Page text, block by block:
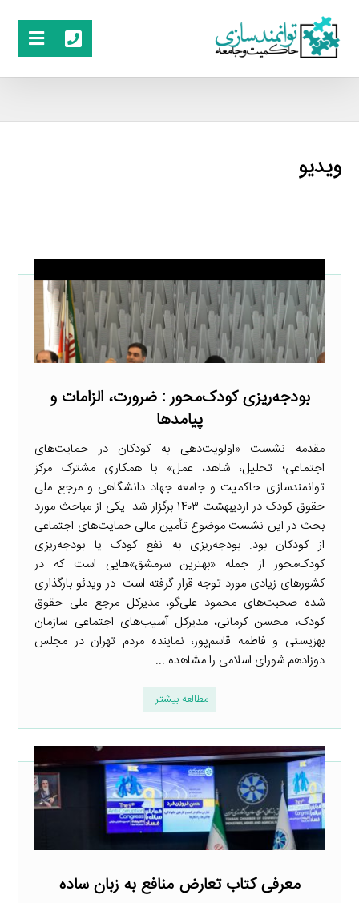
ویدیو
بودجه‌ریزی کودک‌محور : ضرورت، الزامات و
پیامدها
مقدمه نشست «اولویت‌دهی به کودکان در حمایت‌های
اجتماعی؛ تحلیل، شاهد، عمل» با همکاری مشترک مرکز
توانمندسازی حاکمیت و جامعه جهاد دانشگاهی و مرجع ملی
حقوق کودک در اردیبهشت ۱۴۰۳ برگزار شد. یکی از مباحث مورد
بحث در این نشست موضوع تأمین مالی حمایت‌های اجتماعی
از کودکان بود. بودجه‌ریزی به نفع کودک یا بودجه‌ریزی
کودک‌محور از جمله «بهترین سرمشق»هایی است که در
کشورهای زیادی مورد توجه قرار گرفته است. در ویدئو بارگذاری
شده صحبت‌های محمود علی‌گو، مدیرکل مرجع ملی حقوق
کودک، محسن کرمانی، مدیرکل آسیب‌های اجتماعی سازمان
بهزیستی و فاطمه قاسم‌پور، نماینده مردم تهران در مجلس
دوزادهم شورای اسلامی را مشاهده ...
مطالعه بیشتر
معرفی کتاب تعارض منافع به زبان ساده